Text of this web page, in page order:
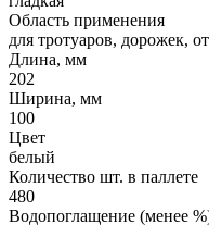
Область применения
для тротуаров, дорожек,
Длина, мм
202
Ширина, мм
100
Цвет
белый
Количество шт. в паллете
480
Водопоглащение (менее